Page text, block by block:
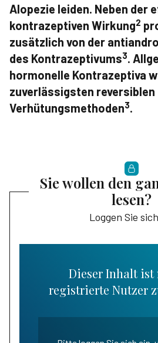
Alopezie leiden. Neben der
kontrazeptiven Wirkung2
zusätzlich von der
des Kontrazeptivums3.
hormonelle Kontrazeptiva
zuverlässigsten reversiblen
Verhütungsmethoden3.
Sie wollen den
lesen?
Loggen Sie
Dieser Inhalt
registrierte Nutzer